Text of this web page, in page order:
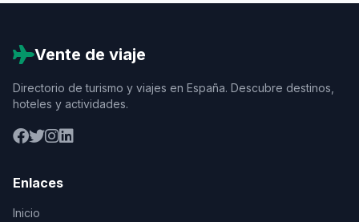
Vente de viaje
Directorio de turismo y viajes en España. Descubre destinos,
hoteles y actividades.
Enlaces
Inicio